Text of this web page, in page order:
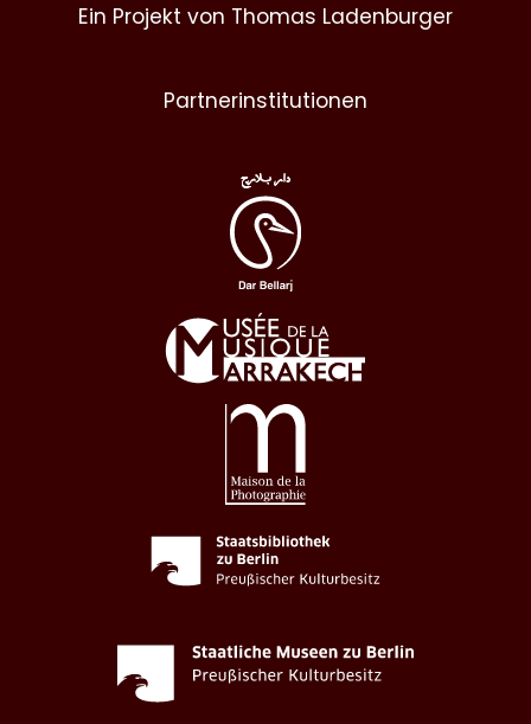
Ein Projekt von Thomas Ladenburger
Partnerinstitutionen